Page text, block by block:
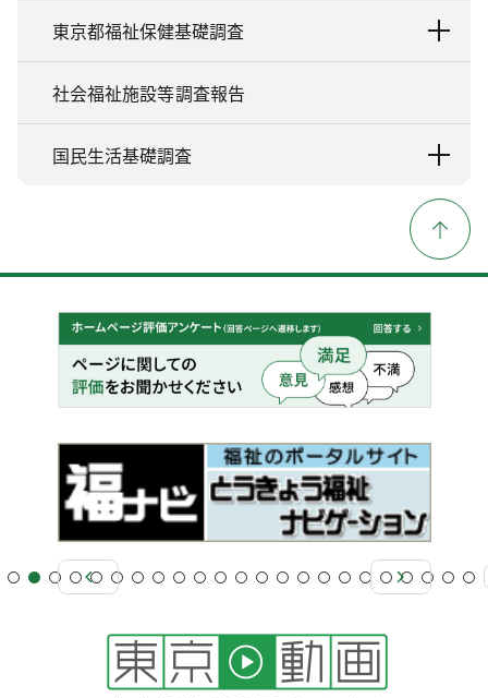
東京都福祉保健基礎調査
社会福祉施設等調査報告
国民生活基礎調査